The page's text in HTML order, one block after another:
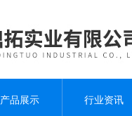
产品展示 行业资讯